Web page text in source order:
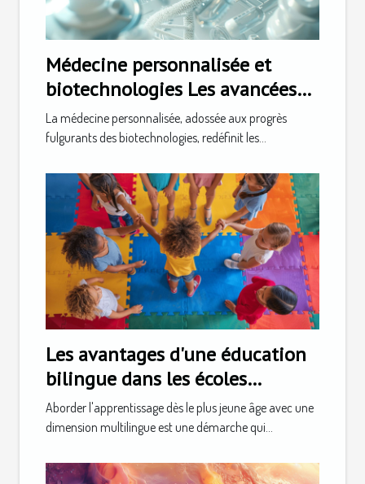
Médecine personnalisée et
biotechnologies Les avancées
qui transforment notre santé
La médecine personnalisée, adossée aux progrès
fulgurants des biotechnologies, redéfinit les...
Les avantages d'une éducation
bilingue dans les écoles
maternelles privées
Aborder l'apprentissage dès le plus jeune âge avec une
dimension multilingue est une démarche qui...